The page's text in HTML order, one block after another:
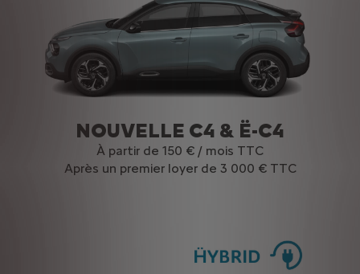
NOUVELLE C4 & Ë-C4
À partir de 150 € / mois TTC
Après un premier loyer de 3 000 € TTC